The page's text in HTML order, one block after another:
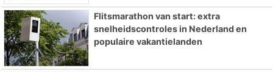
Flitsmarathon van start: extra
snelheidscontroles in Nederland en
populaire vakantielanden